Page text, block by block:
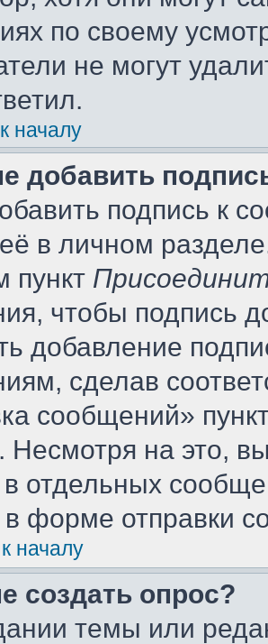
по своему
не могут
началу
добавить
подпись к
в личном
пункт
чтобы подпись
добавление
сделав
сообщений»
Несмотря на это,
в отдельных
в форме отправки
началу
создать опрос?
темы или